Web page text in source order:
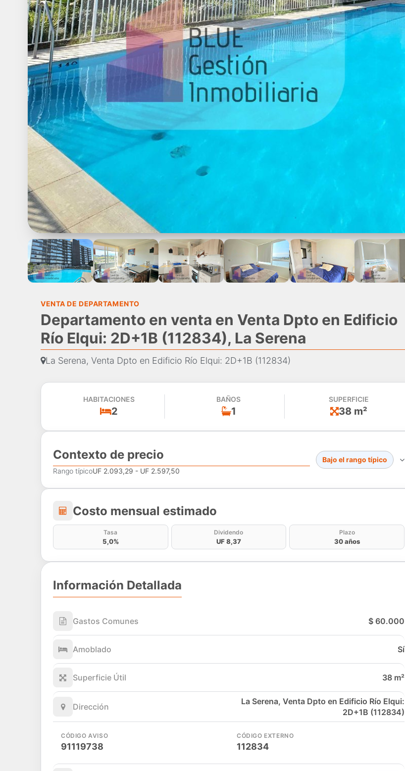
VENTA DE DEPARTAMENTO
Departamento en venta en Venta Dpto en Edificio
Río Elqui: 2D+1B (112834), La Serena
La Serena, Venta Dpto en Edificio Río Elqui: 2D+1B (112834)
HABITACIONES
2
BAÑOS
1
SUPERFICIE
38 m²
Contexto de precio
Rango típicoUF 2.093,29 - UF 2.597,50
Bajo el rango típico
Costo mensual estimado
Costo mensual estimado
Tasa
5,0%
Dividendo
UF 8,37
Plazo
30 años
Información Detallada
Gastos Comunes $ 60.000
Amoblado Sí
Superficie Útil 38 m²
Dirección
La Serena, Venta Dpto en Edificio Río Elqui:
2D+1B (112834)
CÓDIGO AVISO
91119738
CÓDIGO EXTERNO
112834